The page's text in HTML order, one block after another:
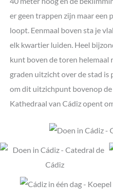
er geen trappen zijn maar een
loopt. Eenmaal boven sta je
elk kwartier luiden. Heel
kunt boven de toren helemaal
graden uitzicht over de stad is
om dit uitzichpunt bovenop
Kathedraal van Cádiz opent